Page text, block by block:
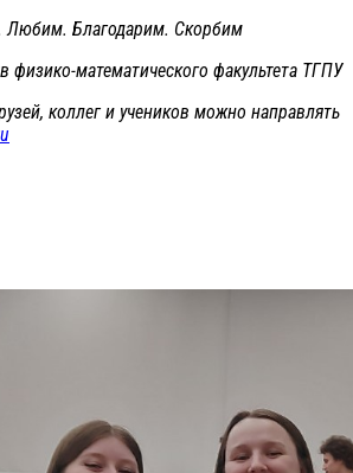
Благодарим. Скорбим
физико-математического факультета ТГПУ
коллег и учеников можно направлять